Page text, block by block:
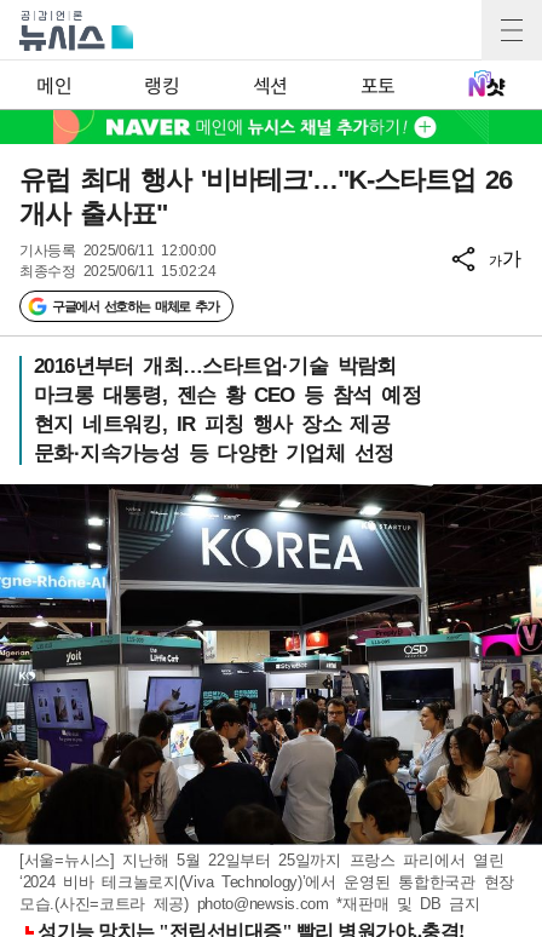
메인 랭킹 섹션 포토
유럽 최대 행사 '비바테크'…"K-스타트업 26
개사 출사표"
기사등록 2025/06/11 12:00:00
최종수정 2025/06/11 15:02:24
구글에서 선호하는 매체로 추가
가가
2016년부터 개최…스타트업·기술 박람회
마크롱 대통령, 젠슨 황 CEO 등 참석 예정
현지 네트워킹, IR 피칭 행사 장소 제공
문화·지속가능성 등 다양한 기업체 선정
[서울=뉴시스] 지난해 5월 22일부터 25일까지 프랑스 파리에서 열린
‘2024 비바 테크놀로지(Viva Technology)’에서 운영된 통합한국관 현장
모습.(사진=코트라 제공) photo@newsis.com *재판매 및 DB 금지